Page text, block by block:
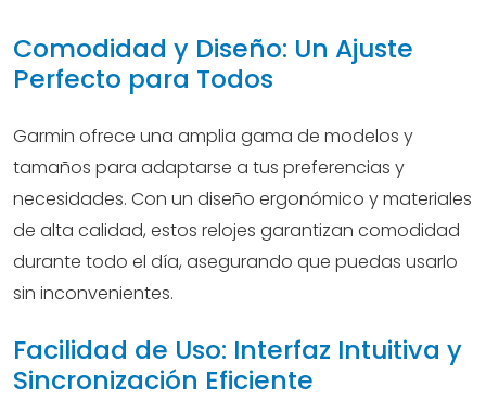
Comodidad y Diseño: Un Ajuste
Perfecto para Todos
Garmin ofrece una amplia gama de modelos y
tamaños para adaptarse a tus preferencias y
necesidades. Con un diseño ergonómico y materiales
de alta calidad, estos relojes garantizan comodidad
durante todo el día, asegurando que puedas usarlo
sin inconvenientes.
Facilidad de Uso: Interfaz Intuitiva y
Sincronización Eficiente